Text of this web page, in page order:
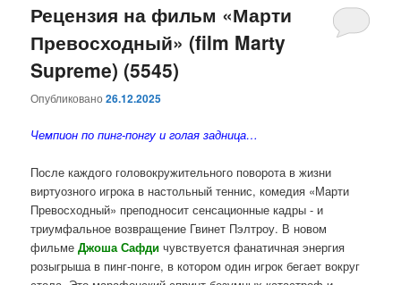
Рецензия на фильм «Марти
Превосходный» (film Marty
Supreme) (5545)
Опубликовано26.12.2025
Чемпион по пинг-понгу и голая задница…
После каждого головокружительного поворота в жизни
виртуозного игрока в настольный теннис, комедия «Марти
Превосходный» преподносит сенсационные кадры - и
триумфальное возвращение Гвинет Пэлтроу. В новом
фильмеДжоша Сафди чувствуется фанатичная энергия
розыгрыша в пинг-понге, в котором один игрок бегает вокруг